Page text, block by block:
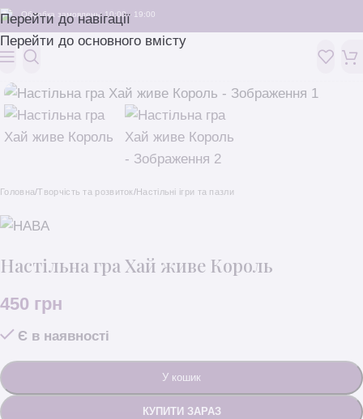
Перейти до навігації
Перейти до основного вмісту
Обробка замовлень: 10:00 - 19:00
Головна/Творчість та розвиток/Настільні ігри та пазли
Настільна гра Хай живе Король
450 грн
Є в наявності
У кошик
КУПИТИ ЗАРАЗ